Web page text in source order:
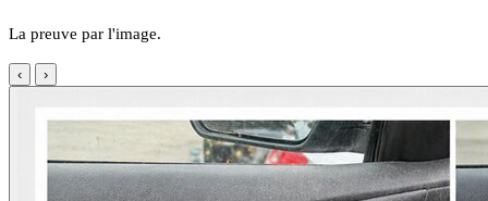
La preuve par l'image.
‹ ›